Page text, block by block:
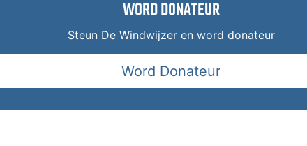
WORD DONATEUR
Steun De Windwijzer en word donateur
Word Donateur